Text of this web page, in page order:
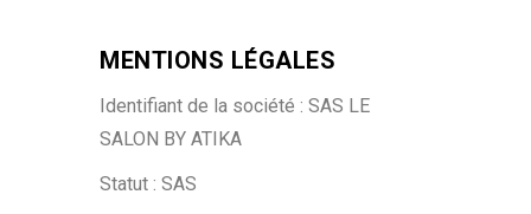
MENTIONS LÉGALES
Identifiant de la société : SAS LE
SALON BY ATIKA
Statut : SAS